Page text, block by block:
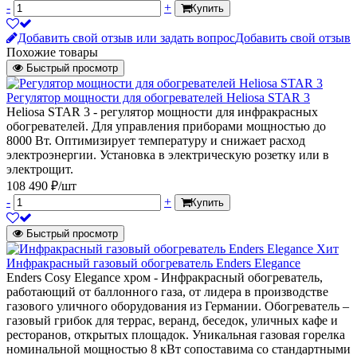
-
+ Купить
Добавить свой отзыв или задать вопросДобавить свой отзыв
Похожие товары
Быстрый просмотр
Регулятор мощности для обогревателей Heliosa STAR 3
Heliosa STAR 3 - регулятор мощности для инфракрасных
обогревателей. Для управления приборами мощностью до
8000 Вт. Оптимизирует температуру и снижает расход
электроэнергии. Установка в электрическую розетку или в
электрощит.
108 490 ₽/шт
-
+ Купить
Быстрый просмотр
Хит
Инфракрасный газовый обогреватель Enders Elegance
Enders Cosy Elegance хром - Инфракрасный обогреватель,
работающий от баллонного газа, от лидера в производстве
газового уличного оборудования из Германии. Обогреватель –
газовый грибок для террас, веранд, беседок, уличных кафе и
ресторанов, открытых площадок. Уникальная газовая горелка
номинальной мощностью 8 кВт сопоставима со стандартными